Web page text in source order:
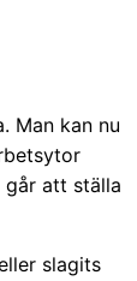
Man kan nu
går att ställa
slagits